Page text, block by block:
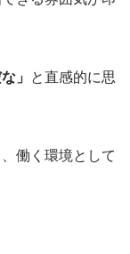
」 と直感的に思
働く環境として